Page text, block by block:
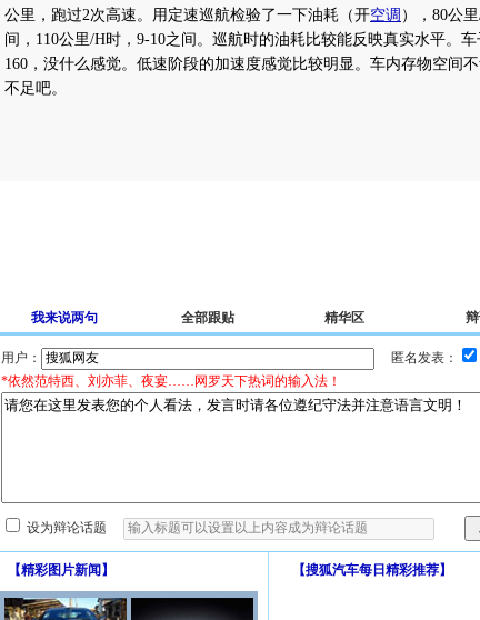
公里，跑过2次高速。用定速巡航检验了一下油耗（开空调 ），80公
间，110公里/H时，9-10之间。巡航时的油耗比较能反映真实水平。
160，没什么感觉。低速阶段的加速度感觉比较明显。车内存物空间
不足吧。
我来说两句 全部跟贴 精华区
用户： 匿名发表：
*依然范特西、刘亦菲、夜宴……网罗天下热词的输入法！
设为辩论话题
【精彩图片新闻 】 【搜狐汽车每日精彩推荐】